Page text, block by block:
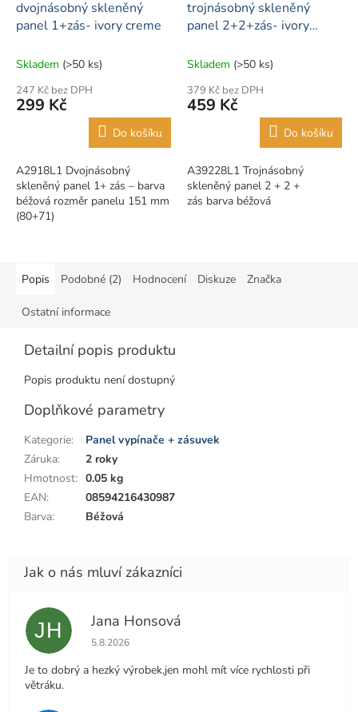
dvojnásobný skleněný
panel 1+zás- ivory creme
Skladem (>50 ks)
247 Kč bez DPH
299 Kč
Do košíku
A2918L1 Dvojnásobný
skleněný panel 1+ zás – barva
béžová rozměr panelu 151 mm
(80+71)
trojnásobný skleněný
panel 2+2+zás- ivory
Skladem (>50 ks)
379 Kč bez DPH
459 Kč
Do košíku
A39228L1 Trojnásobný
skleněný panel 2 + 2 +
zás barva béžová
Popis Podobné (2) Hodnocení Diskuze Značka
Ostatní informace
Detailní popis produktu
Popis produktu není dostupný
Doplňkové parametry
Kategorie:
Panel vypínače + zásuvek
Záruka:
2 roky
Hmotnost: 0.05 kg
EAN:
08594216430987
Barva: Béžová
JH Jana Honsová
Hodnocení obchodu je 5 z 5 hvězdiček.
5.8.2026
Je to dobrý a hezký výrobek,jen mohl mít více rychlosti při
větráku.